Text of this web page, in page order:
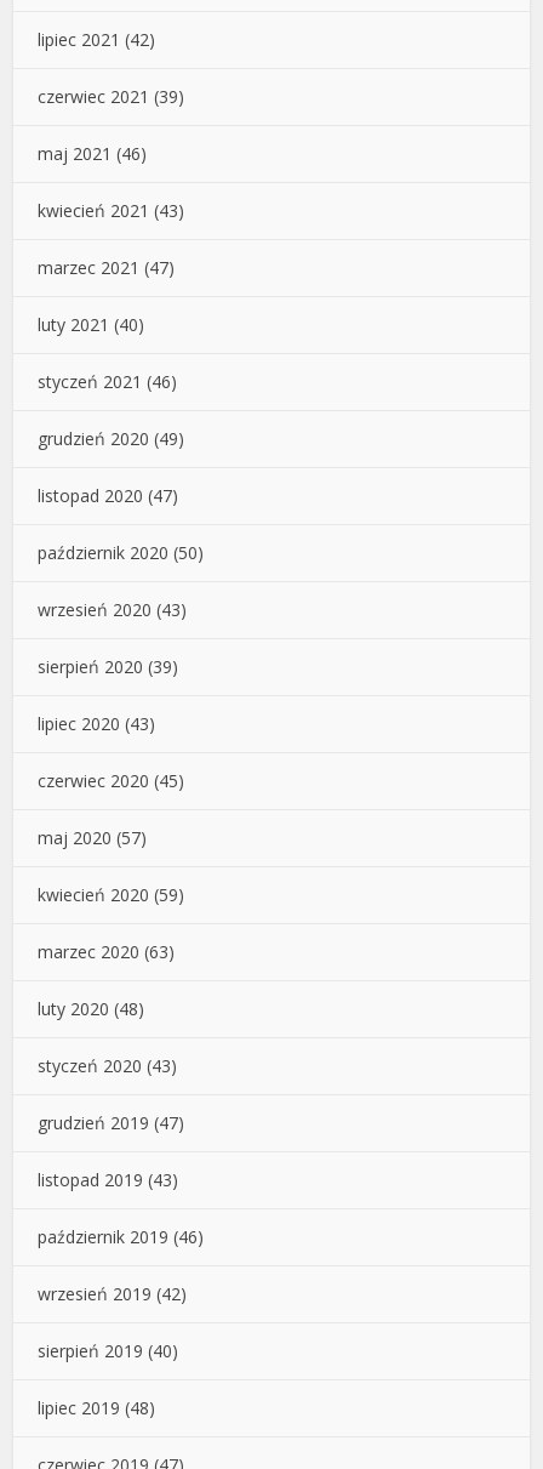
lipiec 2021 (42)
czerwiec 2021 (39)
maj 2021 (46)
kwiecień 2021 (43)
marzec 2021 (47)
luty 2021 (40)
styczeń 2021 (46)
grudzień 2020 (49)
listopad 2020 (47)
październik 2020 (50)
wrzesień 2020 (43)
sierpień 2020 (39)
lipiec 2020 (43)
czerwiec 2020 (45)
maj 2020 (57)
kwiecień 2020 (59)
marzec 2020 (63)
luty 2020 (48)
styczeń 2020 (43)
grudzień 2019 (47)
listopad 2019 (43)
październik 2019 (46)
wrzesień 2019 (42)
sierpień 2019 (40)
lipiec 2019 (48)